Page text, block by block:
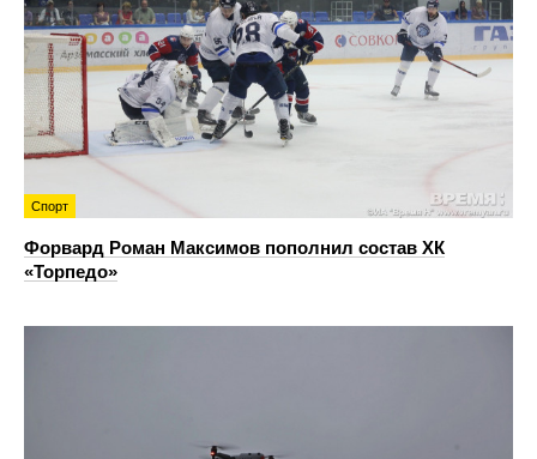
Спорт
Форвард Роман Максимов пополнил состав ХК
«Торпедо»